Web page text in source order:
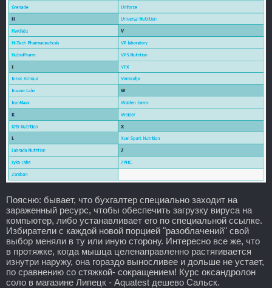
Поясню: бывает, что бухгалтер специально заходит на
зараженный ресурс, чтобы обеспечить загрузку вируса на
компьютер, либо устанавливает его по специальной ссылке.
Избиратели с каждой новой порцией "разоблачений" свой
выбор меняли в ту или иную сторону. Интересно все же, что
в протяжке, когда мышца целенаправленно растягивается
изнутри наружу, она гораздо выносливее и дольше не устает,
по сравнению со стяжкой- сокращением! Курс оксандролон
соло в магазине Липецк - Aquatest дешево Сальск.